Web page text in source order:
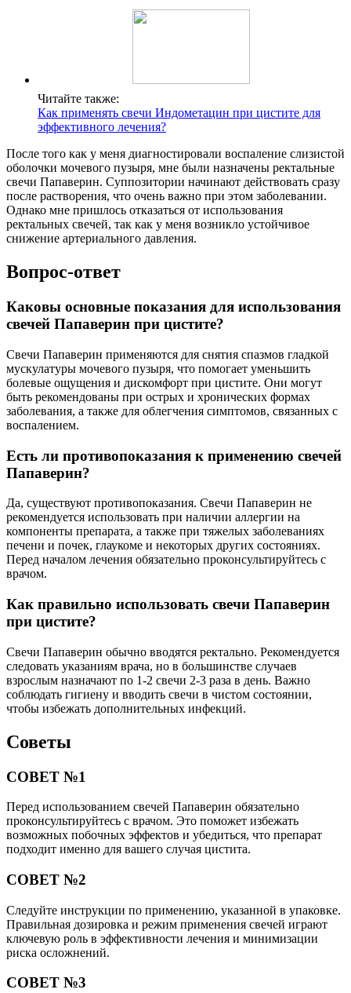
Читайте также:
Как применять свечи Индометацин при цистите для
эффективного лечения?
После того как у меня диагностировали воспаление слизистой
оболочки мочевого пузыря, мне были назначены ректальные
свечи Папаверин. Суппозитории начинают действовать сразу
после растворения, что очень важно при этом заболевании.
Однако мне пришлось отказаться от использования
ректальных свечей, так как у меня возникло устойчивое
снижение артериального давления.
Вопрос-ответ
Каковы основные показания для использования
свечей Папаверин при цистите?
Свечи Папаверин применяются для снятия спазмов гладкой
мускулатуры мочевого пузыря, что помогает уменьшить
болевые ощущения и дискомфорт при цистите. Они могут
быть рекомендованы при острых и хронических формах
заболевания, а также для облегчения симптомов, связанных с
воспалением.
Есть ли противопоказания к применению свечей
Папаверин?
Да, существуют противопоказания. Свечи Папаверин не
рекомендуется использовать при наличии аллергии на
компоненты препарата, а также при тяжелых заболеваниях
печени и почек, глаукоме и некоторых других состояниях.
Перед началом лечения обязательно проконсультируйтесь с
врачом.
Как правильно использовать свечи Папаверин
при цистите?
Свечи Папаверин обычно вводятся ректально. Рекомендуется
следовать указаниям врача, но в большинстве случаев
взрослым назначают по 1-2 свечи 2-3 раза в день. Важно
соблюдать гигиену и вводить свечи в чистом состоянии,
чтобы избежать дополнительных инфекций.
Советы
СОВЕТ №1
Перед использованием свечей Папаверин обязательно
проконсультируйтесь с врачом. Это поможет избежать
возможных побочных эффектов и убедиться, что препарат
подходит именно для вашего случая цистита.
СОВЕТ №2
Следуйте инструкции по применению, указанной в упаковке.
Правильная дозировка и режим применения свечей играют
ключевую роль в эффективности лечения и минимизации
риска осложнений.
СОВЕТ №3